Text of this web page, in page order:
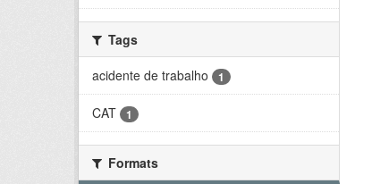
Tags
acidente de trabalho
1
CAT 1
Formats